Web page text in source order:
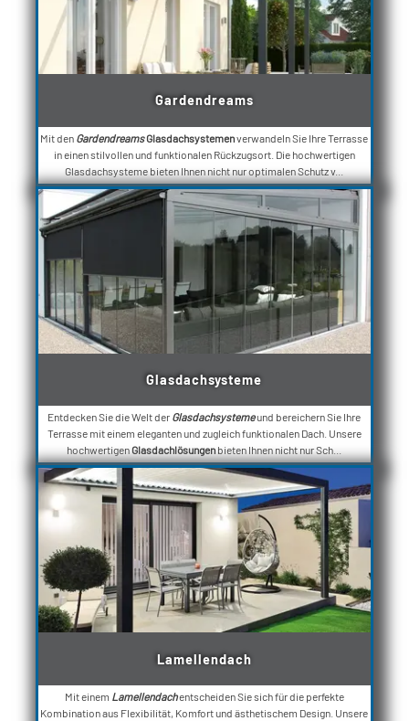
Gardendreams
Mit den GardendreamsGlasdachsystemenverwandeln Sie Ihre Terrasse
in einen stilvollen und funktionalen Rückzugsort. Die hochwertigen
Glasdachsysteme bieten Ihnen nicht nur optimalen Schutz v...
Glasdachsysteme
Entdecken Sie die Welt der Glasdachsystemeund bereichern Sie Ihre
Terrasse mit einem eleganten und zugleich funktionalen Dach. Unsere
hochwertigenGlasdachlösungenbieten Ihnen nicht nur Sch...
Lamellendach
Mit einem Lamellendachentscheiden Sie sich für die perfekte
Kombination aus Flexibilität, Komfort und ästhetischem Design. Unsere